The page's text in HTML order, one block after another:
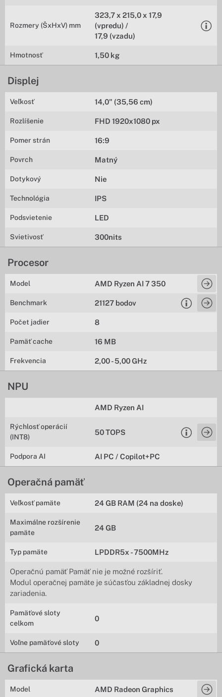
Rozmery (ŠxHxV) mm
323,7 x 215,0 x 17,9
(vpredu) /
17,9 (vzadu)
Hmotnosť 1,50 kg
Displej
Veľkosť 14,0" (35,56 cm)
Rozlíšenie FHD 1920x1080 px
Pomer strán 16:9
Povrch Matný
Dotykový Nie
Technológia IPS
Podsvietenie LED
Svietivosť 300nits
Procesor
Model AMD Ryzen AI 7 350
Benchmark 21127 bodov
Počet jadier 8
Pamäť cache 16 MB
Frekvencia 2,00 - 5,00 GHz
NPU
AMD Ryzen AI
Rýchlosť operácií
(INT8)
50 TOPS
Podpora AI AI PC / Copilot+PC
Operačná pamäť
Veľkosť pamäte 24 GB RAM (24 na doske)
Maximálne rozšírenie
pamäte
24 GB
Typ pamäte LPDDR5x - 7500MHz
Operačnú pamäť Pamäť nie je možné rozšíriť.
Modul operačnej pamäte je súčasťou základnej dosky
zariadenia.
Pamäťové sloty
celkom
0
Voľne pamäťové sloty 0
Grafická karta
Model AMD Radeon Graphics